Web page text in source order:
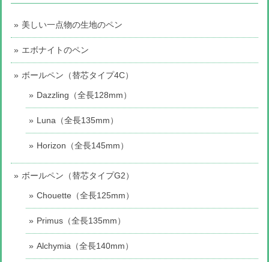
美しい一点物の生地のペン
エボナイトのペン
ボールペン（替芯タイプ4C）
Dazzling（全長128mm）
Luna（全長135mm）
Horizon（全長145mm）
ボールペン（替芯タイプG2）
Chouette（全長125mm）
Primus（全長135mm）
Alchymia（全長140mm）